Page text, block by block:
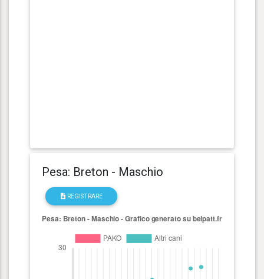
Pesa: Breton - Maschio
REGISTRARE